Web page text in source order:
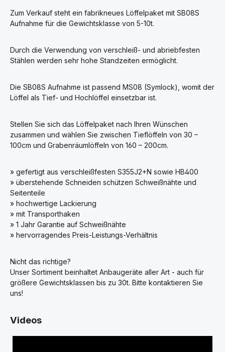
Zum Verkauf steht ein fabrikneues Löffelpaket mit SB08S
Aufnahme für die Gewichtsklasse von 5-10t.
Durch die Verwendung von verschleiß- und abriebfesten
Stählen werden sehr hohe Standzeiten ermöglicht.
Die SB08S Aufnahme ist passend MS08 (Symlock), womit der
Löffel als Tief- und Hochlöffel einsetzbar ist.
Stellen Sie sich das Löffelpaket nach Ihren Wünschen
zusammen und wählen Sie zwischen Tieflöffeln von 30 –
100cm und Grabenräumlöffeln von 160 – 200cm.
» gefertigt aus verschleißfesten S355J2+N sowie HB400
» überstehende Schneiden schützen Schweißnähte und
Seitenteile
» hochwertige Lackierung
» mit Transporthaken
» 1 Jahr Garantie auf Schweißnähte
» hervorragendes Preis-Leistungs-Verhältnis
Nicht das richtige?
Unser Sortiment beinhaltet Anbaugeräte aller Art - auch für
größere Gewichtsklassen bis zu 30t. Bitte kontaktieren Sie
uns!
Videos